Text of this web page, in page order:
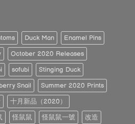
Duck Man
Enamel Pins
October 2020 Releases
sofubi
Stinging Duck
Snail
Summer 2020 Prints
十月新品（2020）
怪鼠鼠 怪鼠鼠一號 改造